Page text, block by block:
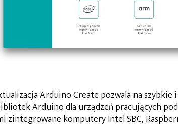
Arduino Create pozwala na
Arduino dla urządzeń pracujących
zintegrowane komputery Intel SBC,